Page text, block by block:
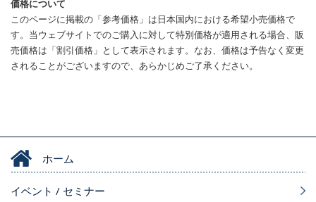
価格について
このページに掲載の「参考価格」は日本国内における希望小売価格で
す。当ウェブサイトでのご購入に対して特別価格が適用される場合、販
売価格は「割引価格」として表示されます。なお、価格は予告なく変更
されることがございますので、あらかじめご了承ください。
ホーム
イベント / セミナー